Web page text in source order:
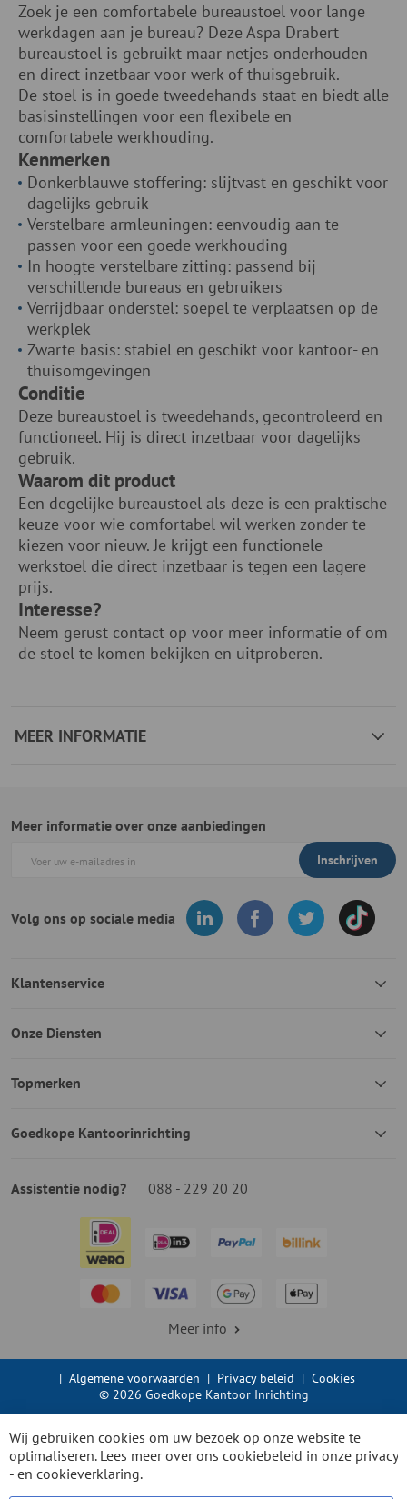
Zoek je een comfortabele bureaustoel voor lange
werkdagen aan je bureau? Deze Aspa Drabert
bureaustoel is gebruikt maar netjes onderhouden
en direct inzetbaar voor werk of thuisgebruik.
De stoel is in goede tweedehands staat en biedt alle
basisinstellingen voor een flexibele en
comfortabele werkhouding.
Kenmerken
Donkerblauwe stoffering: slijtvast en geschikt voor
dagelijks gebruik
Verstelbare armleuningen: eenvoudig aan te
passen voor een goede werkhouding
In hoogte verstelbare zitting: passend bij
verschillende bureaus en gebruikers
Verrijdbaar onderstel: soepel te verplaatsen op de
werkplek
Zwarte basis: stabiel en geschikt voor kantoor- en
thuisomgevingen
Conditie
Deze bureaustoel is tweedehands, gecontroleerd en
functioneel. Hij is direct inzetbaar voor dagelijks
gebruik.
Waarom dit product
Een degelijke bureaustoel als deze is een praktische
keuze voor wie comfortabel wil werken zonder te
kiezen voor nieuw. Je krijgt een functionele
werkstoel die direct inzetbaar is tegen een lagere
prijs.
Interesse?
Neem gerust contact op voor meer informatie of om
de stoel te komen bekijken en uitproberen.
MEER INFORMATIE
Meer informatie over onze aanbiedingen
Inschrijven
Volg ons op sociale media
Klantenservice
Onze Diensten
Topmerken
Goedkope Kantoorinrichting
Assistentie nodig? 088 - 229 20 20
Meer info
| Algemene voorwaarden | Privacy beleid | Cookies
© 2026 Goedkope Kantoor Inrichting
Wij gebruiken cookies om uw bezoek op onze website te
optimaliseren. Lees meer over ons cookiebeleid in onze privacy
- en cookieverklaring.